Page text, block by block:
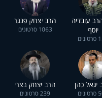
עובדיה
יוסף
הרב יצחק פנגר
1063 סרטונים
יגאל כהן הרב יצחק בצרי
239 סרטונים